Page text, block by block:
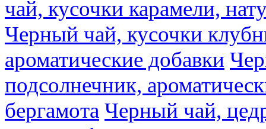
чай, кусочки карамели,
Черный чай, кусочки
ароматические добавки
подсолнечник,
бергамота Черный чай,